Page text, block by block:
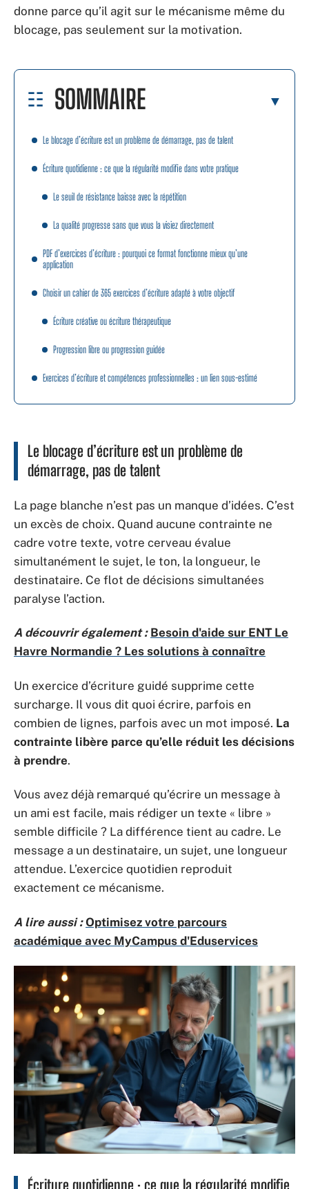
donne parce qu’il agit sur le mécanisme même du
blocage, pas seulement sur la motivation.
SOMMAIRE
Le blocage d’écriture est un problème de démarrage, pas de talent
Écriture quotidienne : ce que la régularité modifie dans votre pratique
Le seuil de résistance baisse avec la répétition
La qualité progresse sans que vous la visiez directement
PDF d’exercices d’écriture : pourquoi ce format fonctionne mieux qu’une
application
Choisir un cahier de 365 exercices d’écriture adapté à votre objectif
Écriture créative ou écriture thérapeutique
Progression libre ou progression guidée
Exercices d’écriture et compétences professionnelles : un lien sous-estimé
Le blocage d’écriture est un problème de
démarrage, pas de talent
La page blanche n’est pas un manque d’idées. C’est
un excès de choix. Quand aucune contrainte ne
cadre votre texte, votre cerveau évalue
simultanément le sujet, le ton, la longueur, le
destinataire. Ce flot de décisions simultanées
paralyse l’action.
A découvrir également : Besoin d'aide sur ENT Le
Havre Normandie ? Les solutions à connaître
Un exercice d’écriture guidé supprime cette
surcharge. Il vous dit quoi écrire, parfois en
combien de lignes, parfois avec un mot imposé. La
contrainte libère parce qu’elle réduit les décisions
à prendre.
Vous avez déjà remarqué qu’écrire un message à
un ami est facile, mais rédiger un texte « libre »
semble difficile ? La différence tient au cadre. Le
message a un destinataire, un sujet, une longueur
attendue. L’exercice quotidien reproduit
exactement ce mécanisme.
A lire aussi : Optimisez votre parcours
académique avec MyCampus d'Eduservices
Écriture quotidienne : ce que la régularité modifie